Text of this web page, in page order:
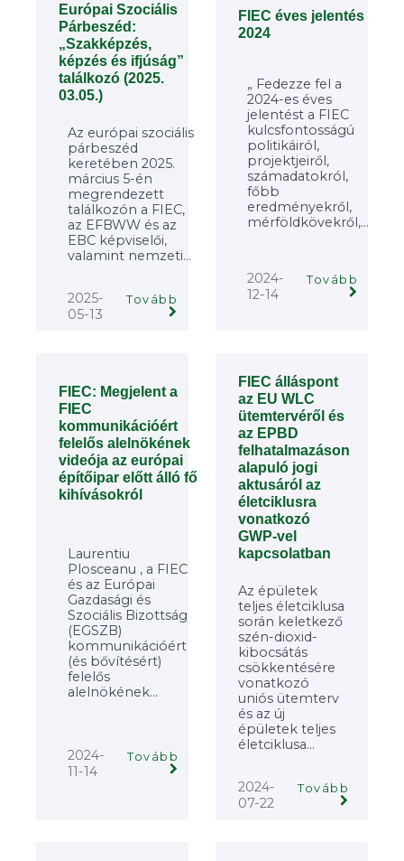
Európai Szociális
Párbeszéd:
„Szakképzés,
képzés és ifjúság”
találkozó (2025.
03.05.)
Az európai szociális
párbeszéd
keretében 2025.
március 5-én
megrendezett
találkozón a FIEC,
az EFBWW és az
EBC képviselői,
valamint nemzeti...
2025-
05-13
Tovább
FIEC éves jelentés
2024
„ Fedezze fel a
2024-es éves
jelentést a FIEC
kulcsfontosságú
politikáiról,
projektjeiről,
számadatokról,
főbb
eredményekről,
mérföldkövekről,...
2024-
12-14
Tovább
FIEC: Megjelent a
FIEC
kommunikációért
felelős alelnökének
videója az európai
építőipar előtt álló fő
kihívásokról
Laurentiu
Plosceanu , a FIEC
és az Európai
Gazdasági és
Szociális Bizottság
(EGSZB)
kommunikációért
(és bővítésért)
felelős
alelnökének...
2024-
11-14
Tovább
FIEC álláspont
az EU WLC
ütemtervéről és
az EPBD
felhatalmazáson
alapuló jogi
aktusáról az
életciklusra
vonatkozó
GWP-vel
kapcsolatban
Az épületek
teljes életciklusa
során keletkező
szén-dioxid-
kibocsátás
csökkentésére
vonatkozó
uniós ütemterv
és az új
épületek teljes
életciklusa...
2024-
07-22
Tovább